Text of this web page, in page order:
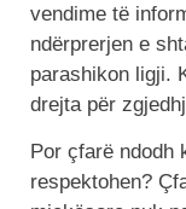
vendime të
ndërprerjen e
parashikon ligji.
drejta për
Por çfarë ndodh
respektohen?